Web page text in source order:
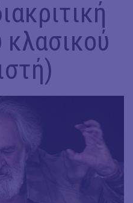
κλασικού